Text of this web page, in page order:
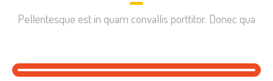
Pellentesque est in quam convallis porttitor. Donec qua